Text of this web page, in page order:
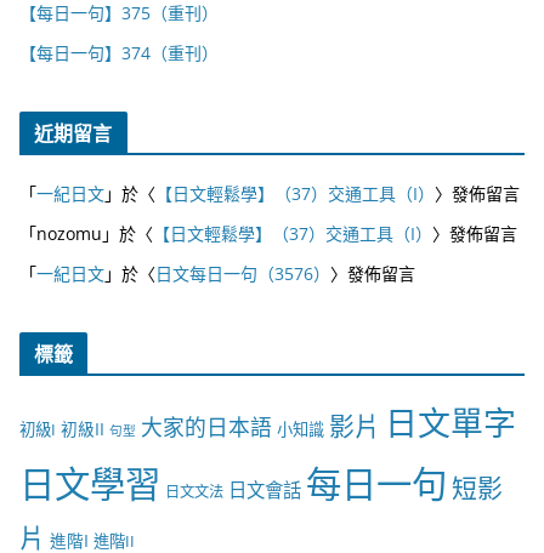
【每日一句】375（重刊）
【每日一句】374（重刊）
近期留言
「一紀日文」於〈 【日文輕鬆學】（37）交通工具（I） 〉發佈留言
「nozomu 」於〈 【日文輕鬆學】（37）交通工具（I） 〉發佈留言
「一紀日文」於〈日文每日一句（3576） 〉發佈留言
標籤
初級I 初級II 句型 大家的日本語 小知識 影片 日文單字
日文學習 日文文法 日文會話 每日一句 短影
片 進階I 進階II